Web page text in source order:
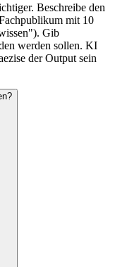
Beschreibe den
mit 10
Gib
werden sollen. KI
der Output sein